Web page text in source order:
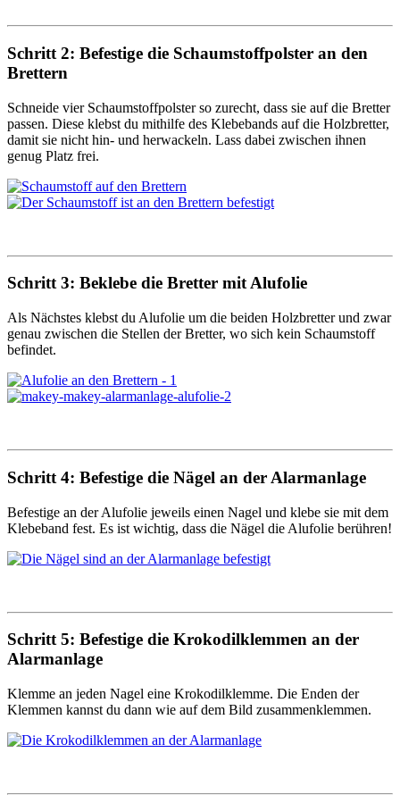
Schritt 2: Befestige die Schaumstoffpolster an den
Brettern
Schneide vier Schaumstoffpolster so zurecht, dass sie auf die Bretter
passen. Diese klebst du mithilfe des Klebebands auf die Holzbretter,
damit sie nicht hin- und herwackeln. Lass dabei zwischen ihnen
genug Platz frei.
Schritt 3: Beklebe die Bretter mit Alufolie
Als Nächstes klebst du Alufolie um die beiden Holzbretter und zwar
genau zwischen die Stellen der Bretter, wo sich kein Schaumstoff
befindet.
Schritt 4: Befestige die Nägel an der Alarmanlage
Befestige an der Alufolie jeweils einen Nagel und klebe sie mit dem
Klebeband fest. Es ist wichtig, dass die Nägel die Alufolie berühren!
Schritt 5: Befestige die Krokodilklemmen an der
Alarmanlage
Klemme an jeden Nagel eine Krokodilklemme. Die Enden der
Klemmen kannst du dann wie auf dem Bild zusammenklemmen.